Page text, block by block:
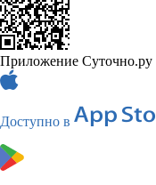
Приложение Суточно.ру
Доступно в